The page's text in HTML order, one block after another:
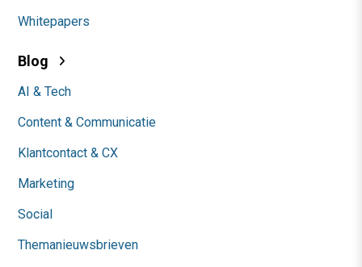
Whitepapers
Blog
AI & Tech
Content & Communicatie
Klantcontact & CX
Marketing
Social
Themanieuwsbrieven